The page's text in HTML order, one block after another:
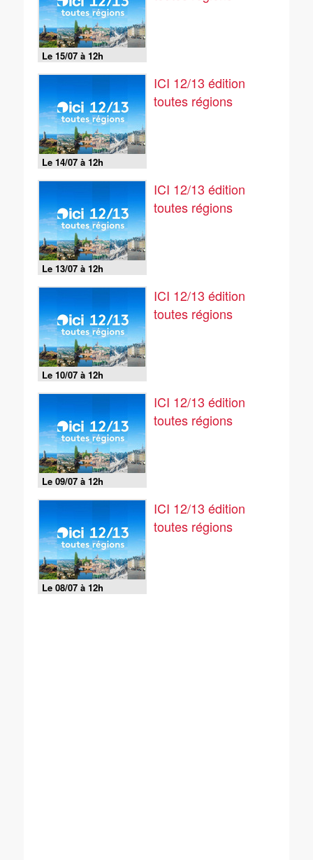
Le 15/07 à 12h
Le 14/07 à 12h
ICI 12/13 édition
toutes régions
Le 13/07 à 12h
ICI 12/13 édition
toutes régions
Le 10/07 à 12h
ICI 12/13 édition
toutes régions
Le 09/07 à 12h
ICI 12/13 édition
toutes régions
Le 08/07 à 12h
ICI 12/13 édition
toutes régions